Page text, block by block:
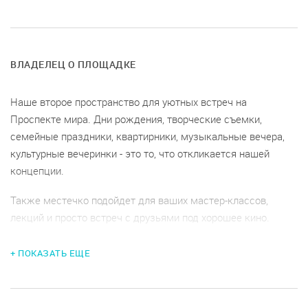
ВЛАДЕЛЕЦ О ПЛОЩАДКЕ
Наше второе пространство для уютных встреч на
Проспекте мира. Дни рождения, творческие съемки,
семейные праздники, квартирники, музыкальные вечера,
культурные вечеринки - это то, что откликается нашей
концепции.
Также местечко подойдет для ваших мастер-классов,
лекций и просто встреч с друзьями под хорошее кино.
при отмене мероприятия менее чем за :
+ ПОКАЗАТЬ ЕЩЕ